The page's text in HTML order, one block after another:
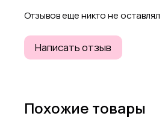
Отзывов еще никто не оставлял
Написать отзыв
Похожие товары